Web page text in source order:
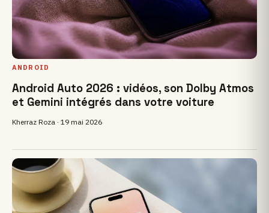
ANDROID
Android Auto 2026 : vidéos, son Dolby Atmos
et Gemini intégrés dans votre voiture
Kherraz Roza ·19 mai 2026